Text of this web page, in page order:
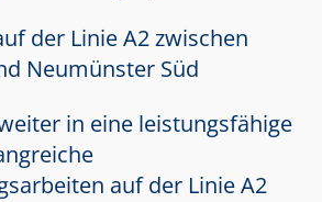
der Linie A2 zwischen
Neumünster Süd
in eine leistungsfähige
auf der Linie A2